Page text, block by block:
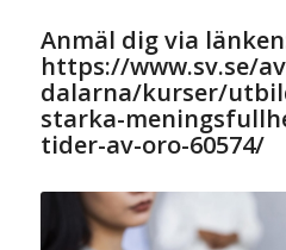
Anmäl dig via
https://www.sv.se/
dalarna/kurser/
starka-
tider-av-oro-60574/